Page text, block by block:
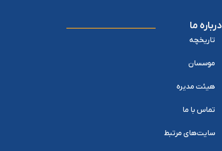
درباره ما
تاریخچه
موسسان
هیئت مدیره
تماس با ما
سایت‌های مرتبط